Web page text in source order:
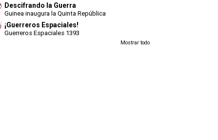
Descifrando la Guerra
Guinea inaugura la Quinta República
¡Guerreros Espaciales!
Guerreros Espaciales 1393
Mostrar todo